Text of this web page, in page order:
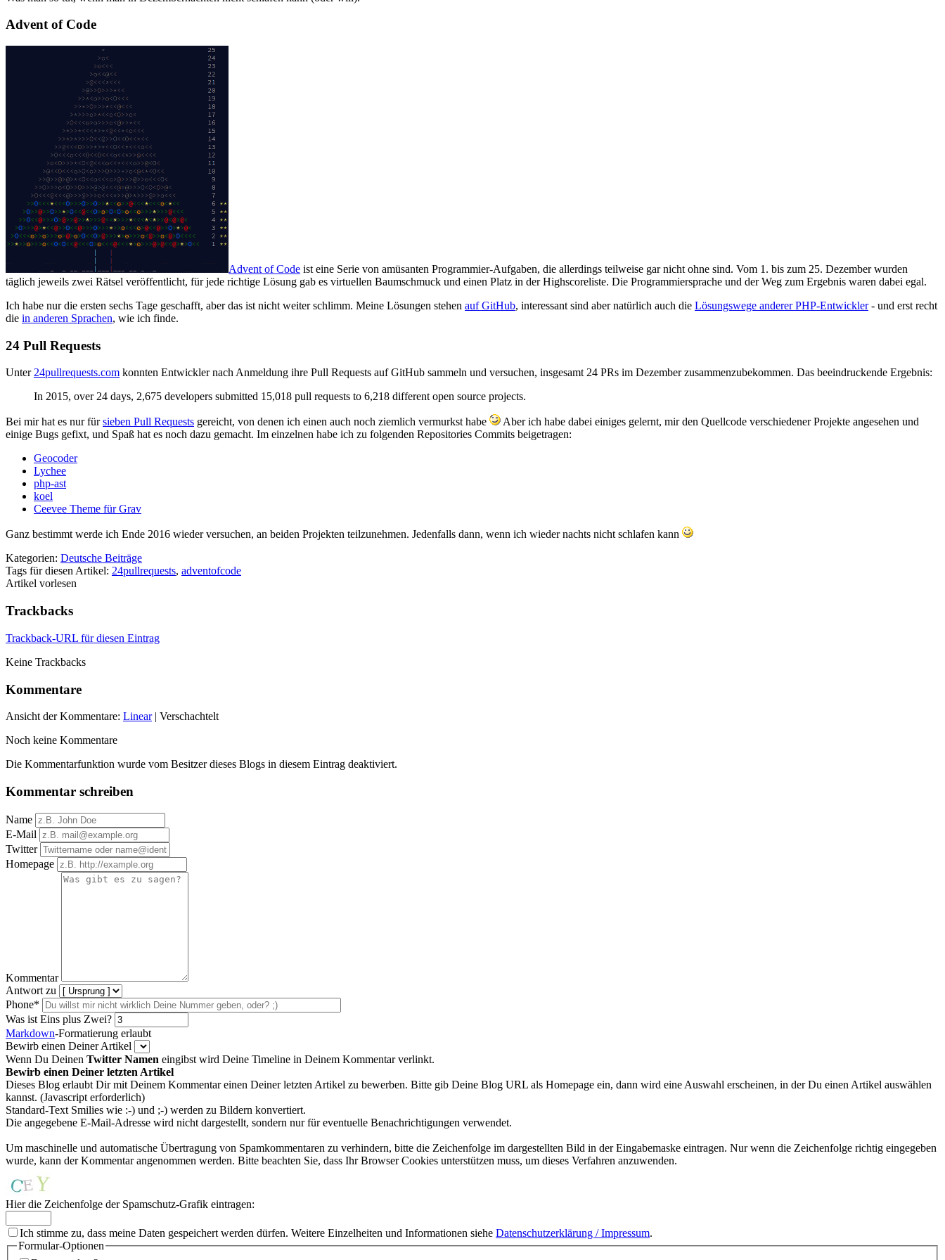
Advent of Code
Advent of Code ist eine Serie von amüsanten Programmier-Aufgaben, die allerdings teilweise gar nicht ohne sind. Vom 1. bis zum 25. Dezember wurden
täglich jeweils zwei Rätsel veröffentlicht, für jede richtige Lösung gab es virtuellen Baumschmuck und einen Platz in der Highscoreliste. Die Programmiersprache und der Weg zum Ergebnis waren dabei egal.
Ich habe nur die ersten sechs Tage geschafft, aber das ist nicht weiter schlimm. Meine Lösungen stehen auf GitHub, interessant sind aber natürlich auch die Lösungswege anderer PHP-Entwickler- und erst recht
die in anderen Sprachen, wie ich finde.
24 Pull Requests
Unter 24pullrequests.com konnten Entwickler nach Anmeldung ihre Pull Requests auf GitHub sammeln und versuchen, insgesamt 24 PRs im Dezember zusammenzubekommen. Das beeindruckende Ergebnis:
In 2015, over 24 days, 2,675 developers submitted 15,018 pull requests to 6,218 different open source projects.
Bei mir hat es nur fürsieben Pull Requests gereicht, von denen ich einen auch noch ziemlich vermurkst habe
Aber ich habe dabei einiges gelernt, mir den Quellcode verschiedener Projekte angesehen und
einige Bugs gefixt, und Spaß hat es noch dazu gemacht. Im einzelnen habe ich zu folgenden Repositories Commits beigetragen:
Geocoder
Lychee
php-ast
koel
Ceevee Theme für Grav
Ganz bestimmt werde ich Ende 2016 wieder versuchen, an beiden Projekten teilzunehmen. Jedenfalls dann, wenn ich wieder nachts nicht schlafen kann
Kategorien: Deutsche Beiträge
Tags für diesen Artikel: 24pullrequests, adventofcode
Artikel vorlesen
Trackbacks
Trackback-URL für diesen Eintrag
Keine Trackbacks
Kommentare
Ansicht der Kommentare: Linear| Verschachtelt
Noch keine Kommentare
Die Kommentarfunktion wurde vom Besitzer dieses Blogs in diesem Eintrag deaktiviert.
Kommentar schreiben
Name
E-Mail
Twitter
Homepage
Kommentar
Antwort zu
Phone*
Was ist Eins plus Zwei?
Markdown-Formatierung erlaubt
Bewirb einen Deiner Artikel
Wenn Du Deinen Twitter Namen eingibst wird Deine Timeline in Deinem Kommentar verlinkt.
Bewirb einen Deiner letzten Artikel
Dieses Blog erlaubt Dir mit Deinem Kommentar einen Deiner letzten Artikel zu bewerben. Bitte gib Deine Blog URL als Homepage ein, dann wird eine Auswahl erscheinen, in der Du einen Artikel auswählen
kannst. (Javascript erforderlich)
Standard-Text Smilies wie :-) und ;-) werden zu Bildern konvertiert.
Die angegebene E-Mail-Adresse wird nicht dargestellt, sondern nur für eventuelle Benachrichtigungen verwendet.
Um maschinelle und automatische Übertragung von Spamkommentaren zu verhindern, bitte die Zeichenfolge im dargestellten Bild in der Eingabemaske eintragen. Nur wenn die Zeichenfolge richtig eingegeben
wurde, kann der Kommentar angenommen werden. Bitte beachten Sie, dass Ihr Browser Cookies unterstützen muss, um dieses Verfahren anzuwenden.
Hier die Zeichenfolge der Spamschutz-Grafik eintragen:
Ich stimme zu, dass meine Daten gespeichert werden dürfen. Weitere Einzelheiten und Informationen siehe Datenschutzerklärung / Impressum.
Formular-Optionen